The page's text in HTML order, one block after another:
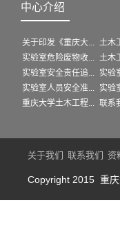
中心介绍
关于印发《重庆大... 土木
实验室危险废物收... 土木
实验室安全责任追... 实验
实验室人员安全准... 实验
重庆大学土木工程... 联系
关于我们 联系我们 资
Copyright 2015 重